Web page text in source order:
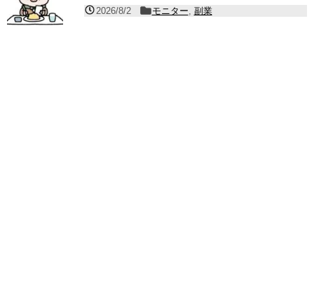
2026/8/2 モニター, 副業